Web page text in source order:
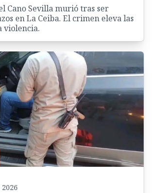
Cano Sevilla murió tras ser
en La Ceiba. El crimen eleva las
violencia.